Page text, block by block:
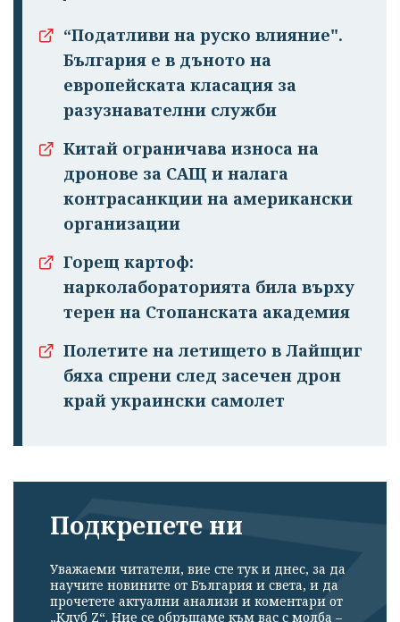
излязохте от
профила си!
“Податливи на руско влияние".
България е в дъното на
европейската класация за
разузнавателни служби
Китай ограничава износа на
дронове за САЩ и налага
контрасанкции на американски
организации
Горещ картоф:
нарколабораторията била върху
терен на Стопанската академия
Полетите на летището в Лайпциг
бяха спрени след засечен дрон
край украински самолет
Подкрепете ни
Уважаеми читатели, вие сте тук и днес, за да
научите новините от България и света, и да
прочетете актуални анализи и коментари от
„Клуб Z“. Ние се обръщаме към вас с молба –